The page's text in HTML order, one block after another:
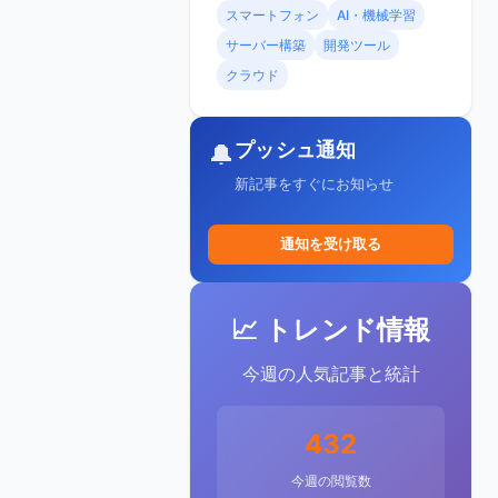
スマートフォン
AI・機械学習
サーバー構築
開発ツール
クラウド
🔔プッシュ通知
新記事をすぐにお知らせ
通知を受け取る
📈 トレンド情報
今週の人気記事と統計
432
今週の閲覧数